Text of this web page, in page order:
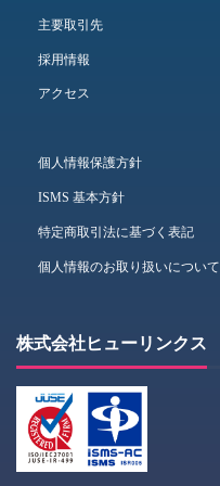
主要取引先
採用情報
アクセス
個人情報保護方針
ISMS 基本方針
特定商取引法に基づく表記
個人情報のお取り扱いについて
株式会社ヒューリンクス